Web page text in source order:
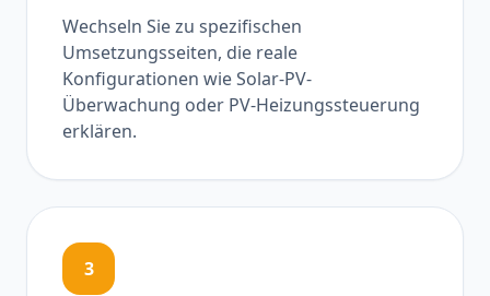
Wechseln Sie zu spezifischen
Umsetzungsseiten, die reale
Konfigurationen wie Solar-PV-
Überwachung oder PV-Heizungssteuerung
erklären.
3